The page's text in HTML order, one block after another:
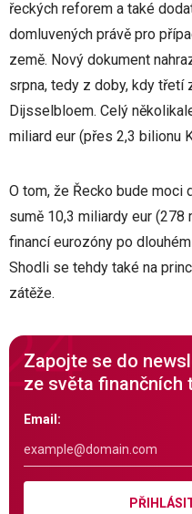
řeckých reforem a také
domluvených právě pro
země. Nový dokument
srpna, tedy z doby, kdy třetí
Dijsselbloem. Celý
miliard eur (přes 2,3 bilionu
O tom, že Řecko bude moci
sumě 10,3 miliardy eur
financí eurozóny po
Shodli se tehdy také na
zátěže.
Zapojte se do
ze světa finančních
Email: